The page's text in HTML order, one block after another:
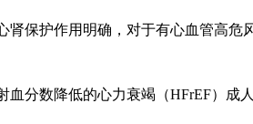
保护作用明确，对于有心血管高
分数降低的心力衰竭（HFrEF）成